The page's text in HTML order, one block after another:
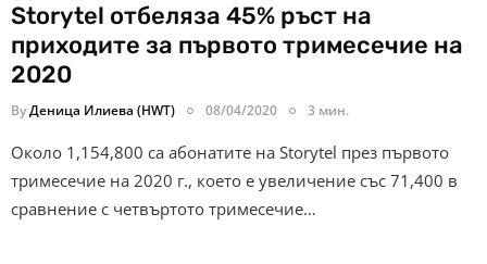
Storytel отбеляза 45% ръст на
приходите за първото тримесечие на
2020
ByДеница Илиева (HWT) 08/04/2020 3 мин.
Около 1,154,800 са абонатите на Storytel през първото
тримесечие на 2020 г., което е увеличение със 71,400 в
сравнение с четвъртото тримесечие…